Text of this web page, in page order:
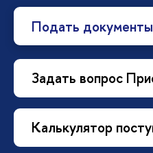
Подать документы
Задать вопрос
Калькулятор